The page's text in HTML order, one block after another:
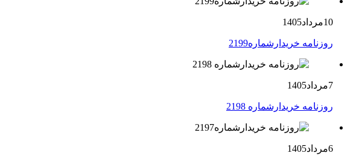
10مرداد1405
روزنامه خریدارشماره2199
7مرداد1405
روزنامه خریدارشماره 2198
6مرداد1405